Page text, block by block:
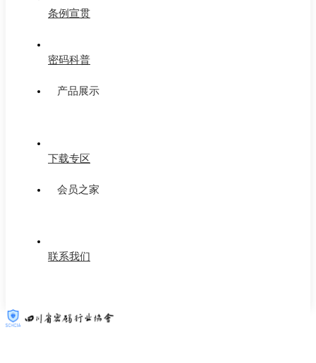
条例宣贯
密码科普
产品展示
下载专区
会员之家
联系我们